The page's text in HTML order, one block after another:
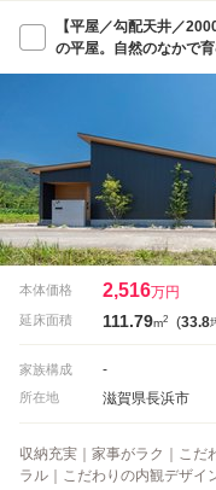
【平屋／勾配天井／
の平屋。自然のなかで
本体価格 2,516万円
延床面積 111.79m2 (33.8
家族構成 -
所在地 滋賀県長浜市
収納充実｜家事がラク｜こだ
ラル｜こだわりの内観デザイ